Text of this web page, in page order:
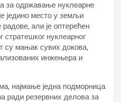
за одржавање нуклеарне
једино место у земљи
али је оптерећен
стратешког нуклеарног
су мањак сувих докова,
инжењера и
најмање једна подморница
ради резервних делова за